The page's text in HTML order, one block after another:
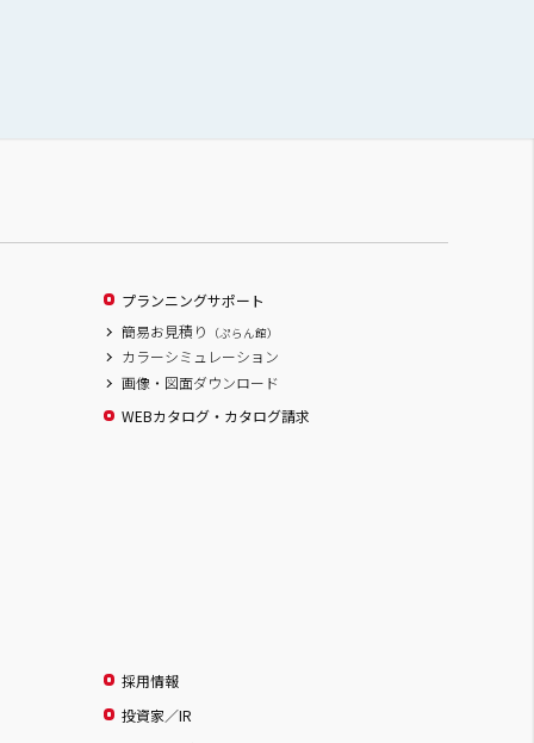
プランニングサポート
簡易お見積り
（ぷらん館）
カラーシミュレーション
画像・図面ダウンロード
WEBカタログ・カタログ請求
採用情報
投資家／IR